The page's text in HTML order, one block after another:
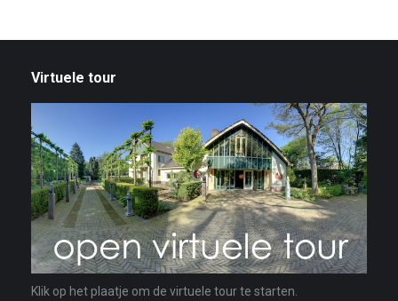
Virtuele tour
Klik op het plaatje om de virtuele tour te starten.